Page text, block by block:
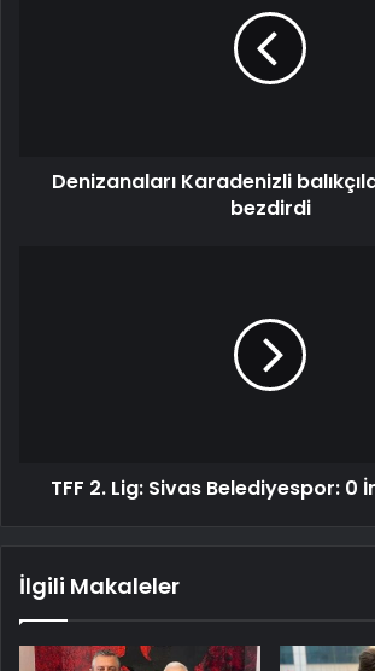
Denizanaları Karadenizli
bezdirdi
TFF 2. Lig: Sivas Belediyespor: 0
İlgili Makaleler